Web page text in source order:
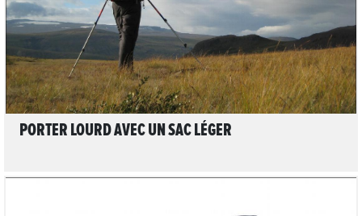
PORTER LOURD AVEC UN SAC LÉGER